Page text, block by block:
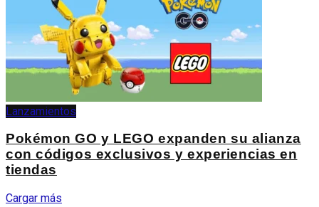
Lanzamientos
Pokémon GO y LEGO expanden su alianza
con códigos exclusivos y experiencias en
tiendas
Cargar más